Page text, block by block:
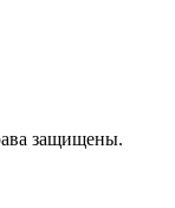
защищены.